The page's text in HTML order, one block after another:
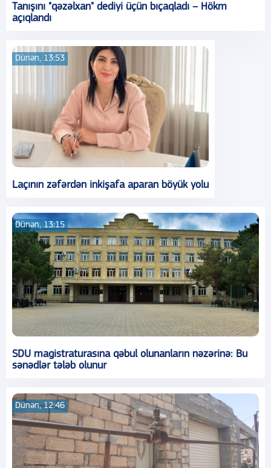
Tanışını "qəzəlxan" dediyi üçün bıçaqladı – Hökm
açıqlandı
Dünən, 13:53
Laçının zəfərdən inkişafa aparan böyük yolu
Dünən, 13:15
SDU magistraturasına qəbul olunanların nəzərinə: Bu
sənədlər tələb olunur
Dünən, 12:46